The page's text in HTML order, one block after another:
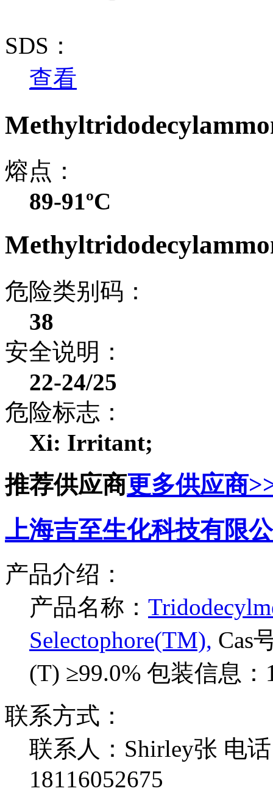
SDS：
查看
熔点：
89-91ºC
危险类别码：
38
安全说明：
22-24/25
危险标志：
Xi: Irritant;
推荐供应商更多供应商
上海吉至生化科技有限
产品介绍：
产品名称：
Selectophore(TM), Cas
(T) ≥99.0% 包装信息：
联系方式：
联系人：Shirley张 电
18116052675